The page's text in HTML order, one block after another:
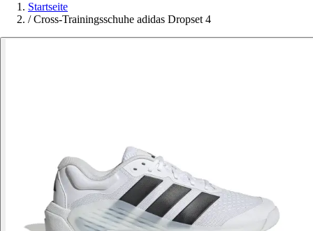
Startseite
/ Cross-Trainingsschuhe adidas Dropset 4